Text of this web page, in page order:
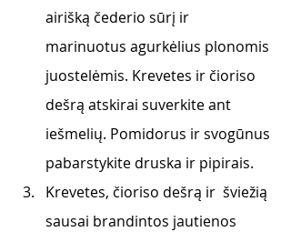
airišką čederio sūrį ir
marinuotus agurkėlius plonomis
juostelėmis. Krevetes ir čioriso
dešrą atskirai suverkite ant
iešmelių. Pomidorus ir svogūnus
pabarstykite druska ir pipirais.
Krevetes, čioriso dešrą ir  šviežią
sausai brandintos jautienos